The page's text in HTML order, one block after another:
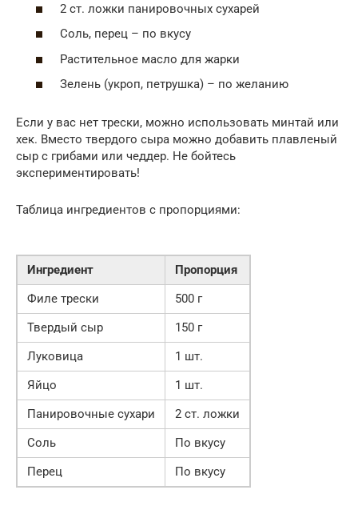
2 ст. ложки панировочных сухарей
Соль, перец – по вкусу
Растительное масло для жарки
Зелень (укроп, петрушка) – по желанию
Если у вас нет трески, можно использовать минтай или
хек. Вместо твердого сыра можно добавить плавленый
сыр с грибами или чеддер. Не бойтесь
экспериментировать!
Таблица ингредиентов с пропорциями:
Ингредиент
Пропорция
Филе трески
500 г
Твердый сыр
150 г
Луковица
1 шт.
Яйцо
1 шт.
Панировочные сухари
2 ст. ложки
Соль
По вкусу
Перец
По вкусу